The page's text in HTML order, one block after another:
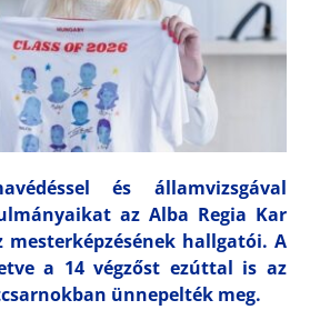
és államvizsgával
az Alba Regia Kar
mesterképzésének hallgatói. A
a 14 végzőst ezúttal is az
ünnepelték meg.